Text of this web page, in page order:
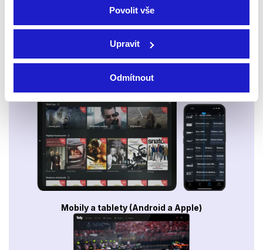
Povolit vše
Upravit
Odmítnout
Mobily a tablety (Android a Apple)